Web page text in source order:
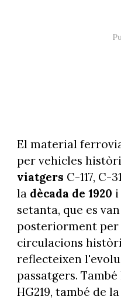
El material
per vehicles
viatgers C-117, C-
la dècada de 1920 i
setanta, que es
posteriorment per
circulacions
reflecteixen
passatgers.
HG219, també de